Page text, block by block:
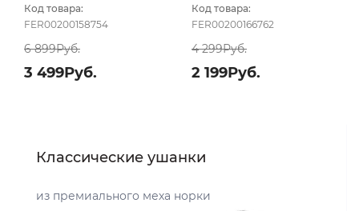
Код товара:
FER00200158754
6 899Руб.
3 499Руб.
Код товара:
FER00200166762
4 299Руб.
2 199Руб.
Классические ушанки
из премиального меха норки